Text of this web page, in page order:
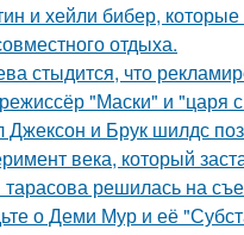
и хейли бибер,
отдыха.
стыдится, что
"Маски" и "царя
Джексон и Брук шилдс
века, который
решилась на
о Деми Мур и её